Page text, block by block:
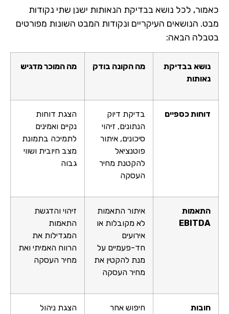
כאמור, לכל נושא בבדיקת הנאותות ישנן שתי נקודות
מבט. הנושאים העיקריים ונקודות המבט השונות מפורטים
בטבלה הבאה:
נושא בבדיקת
נאותות
מה הקונה בודק מה המוכר מדגיש
דוחות כספיים
בדיקת דיוק
הנתונים, זיהוי
סיכונים, איתור
פוטנציאל
להקטנת מחיר
העסקה
הצגת דוחות
נקיים ואמינים
לתמיכה בתמונת
מצב חיובית ושווי
גבוה
התאמות
EBITDA
איתור התאמות
לא מקובלות או
אירועים
חד-פעמיים על
מנת להקטין את
מחיר העסקה
זיהוי והדגשת
התאמות
המגדילות את
הרווח האמיתי ואת
מחיר העסקה
חובות
חיפוש אחר
הצגת ניהול